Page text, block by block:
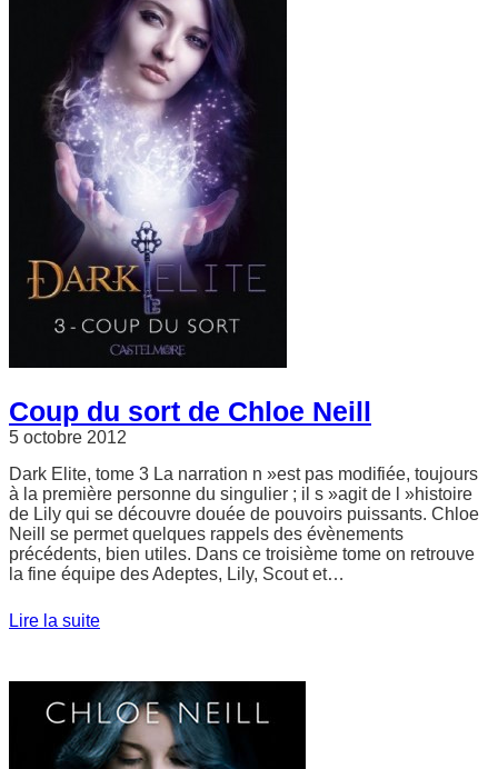
Coup du sort de Chloe Neill
5 octobre 2012
Dark Elite, tome 3 La narration n »est pas modifiée, toujours
à la première personne du singulier ; il s »agit de l »histoire
de Lily qui se découvre douée de pouvoirs puissants. Chloe
Neill se permet quelques rappels des évènements
précédents, bien utiles. Dans ce troisième tome on retrouve
la fine équipe des Adeptes, Lily, Scout et…
Lire la suite